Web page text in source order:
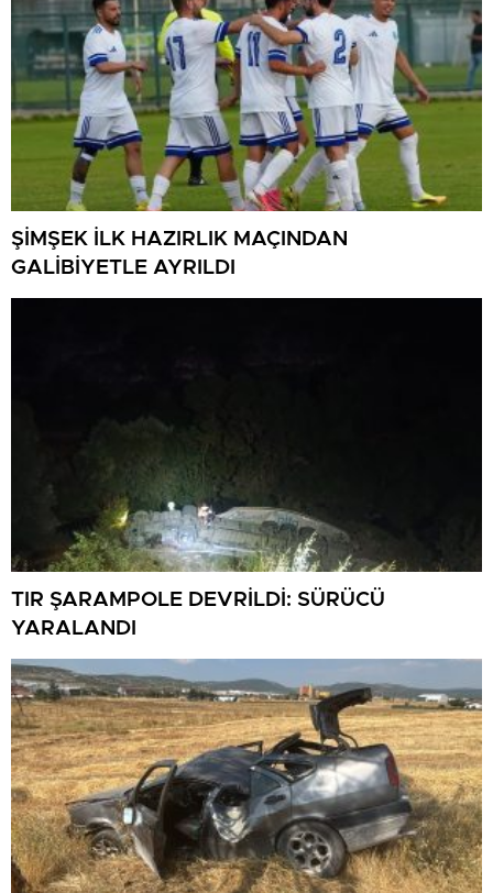
ŞİMŞEK İLK HAZIRLIK MAÇINDAN
GALİBİYETLE AYRILDI
TIR ŞARAMPOLE DEVRİLDİ: SÜRÜCÜ
YARALANDI